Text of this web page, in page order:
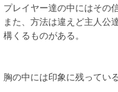
プレイヤー達の中にはその
また、方法は違えど主人公
構くるものがある。
胸の中には印象に残ってい